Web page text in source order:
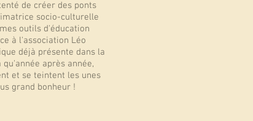
de créer des ponts
socio-culturelle
outils d'éducation
à l'association Léo
déjà présente dans la
après année,
et se teintent les unes
grand bonheur !